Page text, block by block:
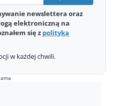
newslettera oraz
elektroniczną na
się z polityką
w każdej chwili.